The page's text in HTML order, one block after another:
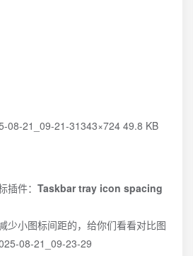
08-21_09-21-31343×724 49.8 KB
插件： Taskbar tray icon spacing
少小图标间距的，给你们看看对比图